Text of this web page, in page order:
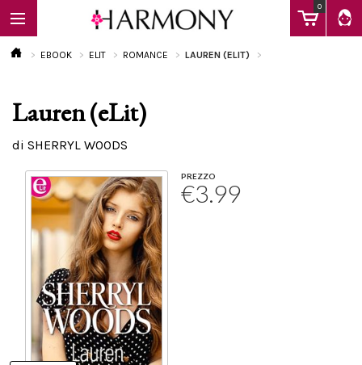
0
EBOOK
Calendario
EBOOK ELIT ROMANCE LAUREN (ELIT)
Lauren (eLit)
di SHERRYL WOODS
PREZZO
€3.99